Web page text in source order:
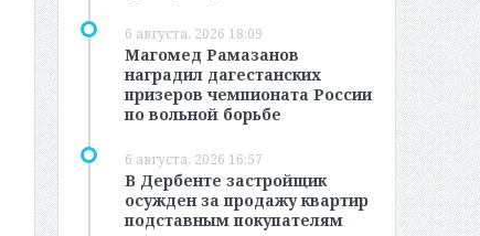
6 августа, 2026 18:09
Магомед Рамазанов
наградил дагестанских
призеров чемпионата России
по вольной борьбе
6 августа, 2026 16:57
В Дербенте застройщик
осужден за продажу квартир
подставным покупателям